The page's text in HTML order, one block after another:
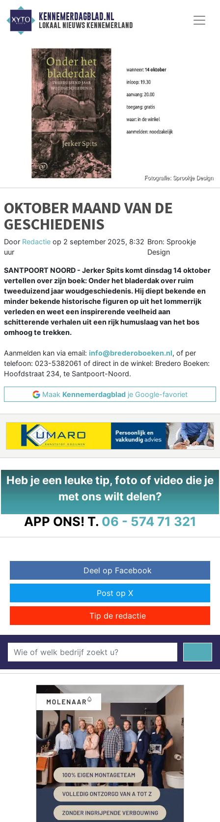
KENNEMERDAGBLAD.NL
lokaal nieuws kennemerland
OKTOBER MAAND VAN DE
GESCHIEDENIS
Door Redactie op 2 september 2025, 8:32
uur
Bron: Sprookje
Design
SANTPOORT NOORD - Jerker Spits komt dinsdag 14 oktober
vertellen over zijn boek: Onder het bladerdak over ruim
tweeduizend jaar woudgeschiedenis. Hij diept bekende en
minder bekende historische figuren op uit het lommerrijk
verleden en weet een inspirerende veelheid aan
schitterende verhalen uit een rijk humuslaag van het bos
omhoog te trekken.
Aanmelden kan via email: info@brederoboeken.nl, of per
telefoon: 023-5382061 of direct in de winkel: Bredero Boeken:
Hoofdstraat 234, te Santpoort-Noord.
Maak Kennemerdagblad je Google-favoriet
Heb je een leuke tip, foto of video die je
met ons wilt delen?
APP ONS! T. 06 - 574 71 321
Deel op Facebook
Post op X
Tip de redactie